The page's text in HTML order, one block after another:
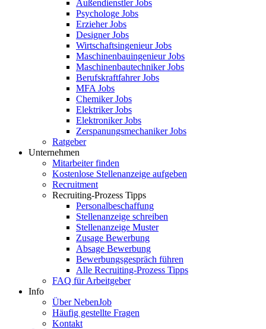
Außendienstler Jobs
Psychologe Jobs
Erzieher Jobs
Designer Jobs
Wirtschaftsingenieur Jobs
Maschinenbauingenieur Jobs
Maschinenbautechniker Jobs
Berufskraftfahrer Jobs
MFA Jobs
Chemiker Jobs
Elektriker Jobs
Elektroniker Jobs
Zerspanungsmechaniker Jobs
Ratgeber
Unternehmen
Mitarbeiter finden
Kostenlose Stellenanzeige aufgeben
Recruitment
Recruiting-Prozess Tipps
Personalbeschaffung
Stellenanzeige schreiben
Stellenanzeige Muster
Zusage Bewerbung
Absage Bewerbung
Bewerbungsgespräch führen
Alle Recruiting-Prozess Tipps
FAQ für Arbeitgeber
Info
Über NebenJob
Häufig gestellte Fragen
Kontakt